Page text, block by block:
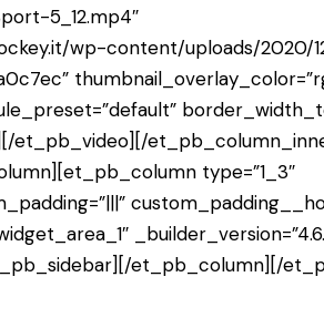
5_12.mp4″
wp-content/uploads/2020/
et_pb_video][/
type=”1_3″
et_pb_column][/